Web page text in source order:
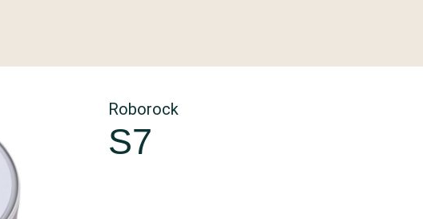
Roborock
S7